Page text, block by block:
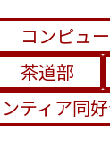
コンピュ
茶道部
ティア同